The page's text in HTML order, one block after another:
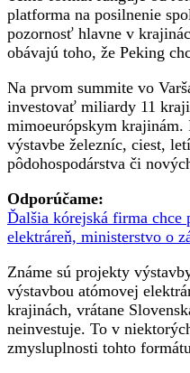
platforma na posilnenie
pozornosť hlavne v
obávajú toho, že Peking
Na prvom summite vo
investovať miliardy 11
mimoeurópskym
výstavbe železníc, ciest,
pôdohospodárstva či
Odporúčame:
Ďalšia kórejská firma chce
elektráreň, ministerstvo o
Známe sú projekty
výstavbou atómovej
krajinách, vrátane
neinvestuje. To v
zmysluplnosti tohto